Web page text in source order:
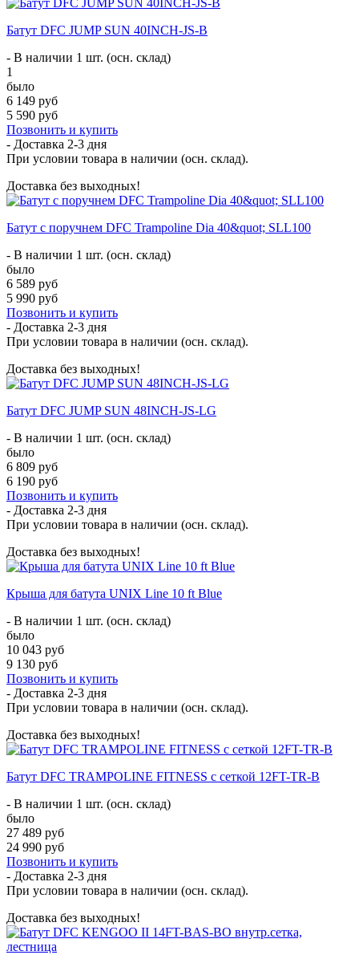
Батут DFC JUMP SUN 40INCH-JS-B
- В наличии 1 шт. (осн. склад)
1
было
6 149 руб
5 590 руб
Позвонить и купить
- Доставка 2-3 дня
При условии товара в наличии (осн. склад).
Доставка без выходных!
Батут с поручнем DFC Trampoline Dia 40&quot; SLL100
- В наличии 1 шт. (осн. склад)
было
6 589 руб
5 990 руб
Позвонить и купить
- Доставка 2-3 дня
При условии товара в наличии (осн. склад).
Доставка без выходных!
Батут DFC JUMP SUN 48INCH-JS-LG
- В наличии 1 шт. (осн. склад)
было
6 809 руб
6 190 руб
Позвонить и купить
- Доставка 2-3 дня
При условии товара в наличии (осн. склад).
Доставка без выходных!
Крыша для батута UNIX Line 10 ft Blue
- В наличии 1 шт. (осн. склад)
было
10 043 руб
9 130 руб
Позвонить и купить
- Доставка 2-3 дня
При условии товара в наличии (осн. склад).
Доставка без выходных!
Батут DFC TRAMPOLINE FITNESS с сеткой 12FT-TR-B
- В наличии 1 шт. (осн. склад)
было
27 489 руб
24 990 руб
Позвонить и купить
- Доставка 2-3 дня
При условии товара в наличии (осн. склад).
Доставка без выходных!